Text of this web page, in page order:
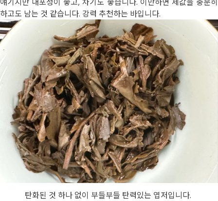
하고도 남는 것 같습니다. 강력 추천하는 바입니다.
탄화된 것 하나 없이 부들부들 탄력있는 엽저입니다.